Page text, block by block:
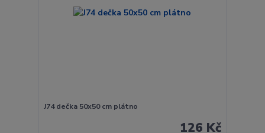
J74 dečka 50x50 cm plátno
126 Kč